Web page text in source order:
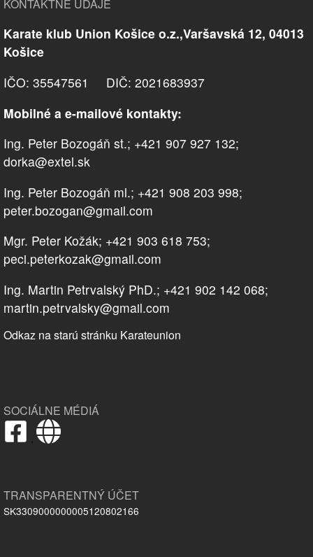
KONTAKTNÉ ÚDAJE
Karate klub Union Košice o.z.,Varšavská 12, 04013
Košice
IČO: 35547561 DIČ: 2021683937
Mobilné a e-mailové kontakty:
Ing. Peter Bozogáň st.; +421 907 927 132;
dorka@extel.sk
Ing. Peter Bozogáň ml.; +421 908 203 998;
peter.bozogan@gmail.com
Mgr. Peter Kožák; +421 903 618 753;
peci.peterkozak@gmail.com
Ing. Martin Petrvalský PhD.; +421 902 142 068;
martin.petrvalsky@gmail.com
Odkaz na starú stránku Karateunion
SOCIÁLNE MÉDIÁ
,
TRANSPARENTNÝ ÚČET
SK3309000000005120802166